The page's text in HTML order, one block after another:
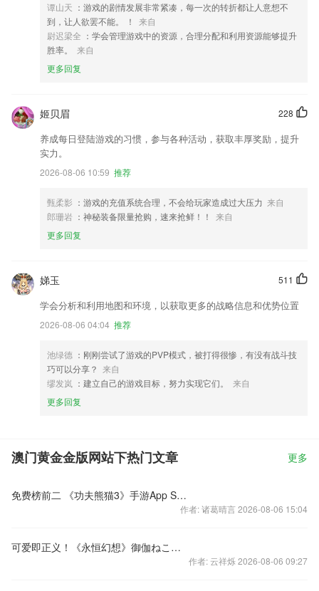
谭山天 ：游戏的剧情发展非常紧凑，每一次的转折都让人意想不
到，让人欲罢不能。 ！
来自
尉迟梁全 ：学会管理游戏中的资源，合理分配和利用资源能够提升
胜率。
来自
更多回复
228
姬贝眉
养成每日登陆游戏的习惯，参与各种活动，获取丰厚奖励，提升
实力。
2026-08-06 10:59 推荐
甄柔影 ：游戏的充值系统合理，不会给玩家造成过大压力 来自
郎珊岩 ：神秘装备限量抢购，速来抢鲜！！
来自
更多回复
511
娣玉
学会分析和利用地图和环境，以获取更多的战略信息和优势位置
2026-08-06 04:04 推荐
池绿德 ：刚刚尝试了游戏的PVP模式，被打得很惨，有没有战斗技
巧可以分享？ 来自
缪发岚 ：建立自己的游戏目标，努力实现它们。
来自
更多回复
澳门黄金金版网站下热门文章 更多
免费榜前二 《功夫熊猫3》手游App Store首发人气火爆
作者: 诸葛晴言 2026-08-06 15:04
可爱即正义！《永恒幻想》御伽ねこむ美图集！
作者: 云祥烁 2026-08-06 09:27